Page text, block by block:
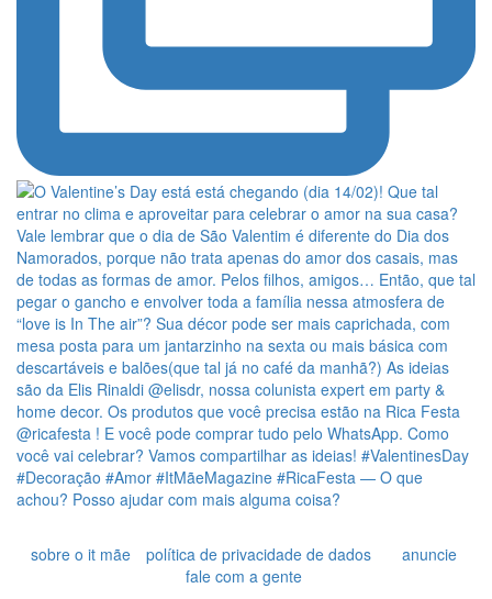
sobre o it mãe política de privacidade de dados
anuncie
fale com a gente